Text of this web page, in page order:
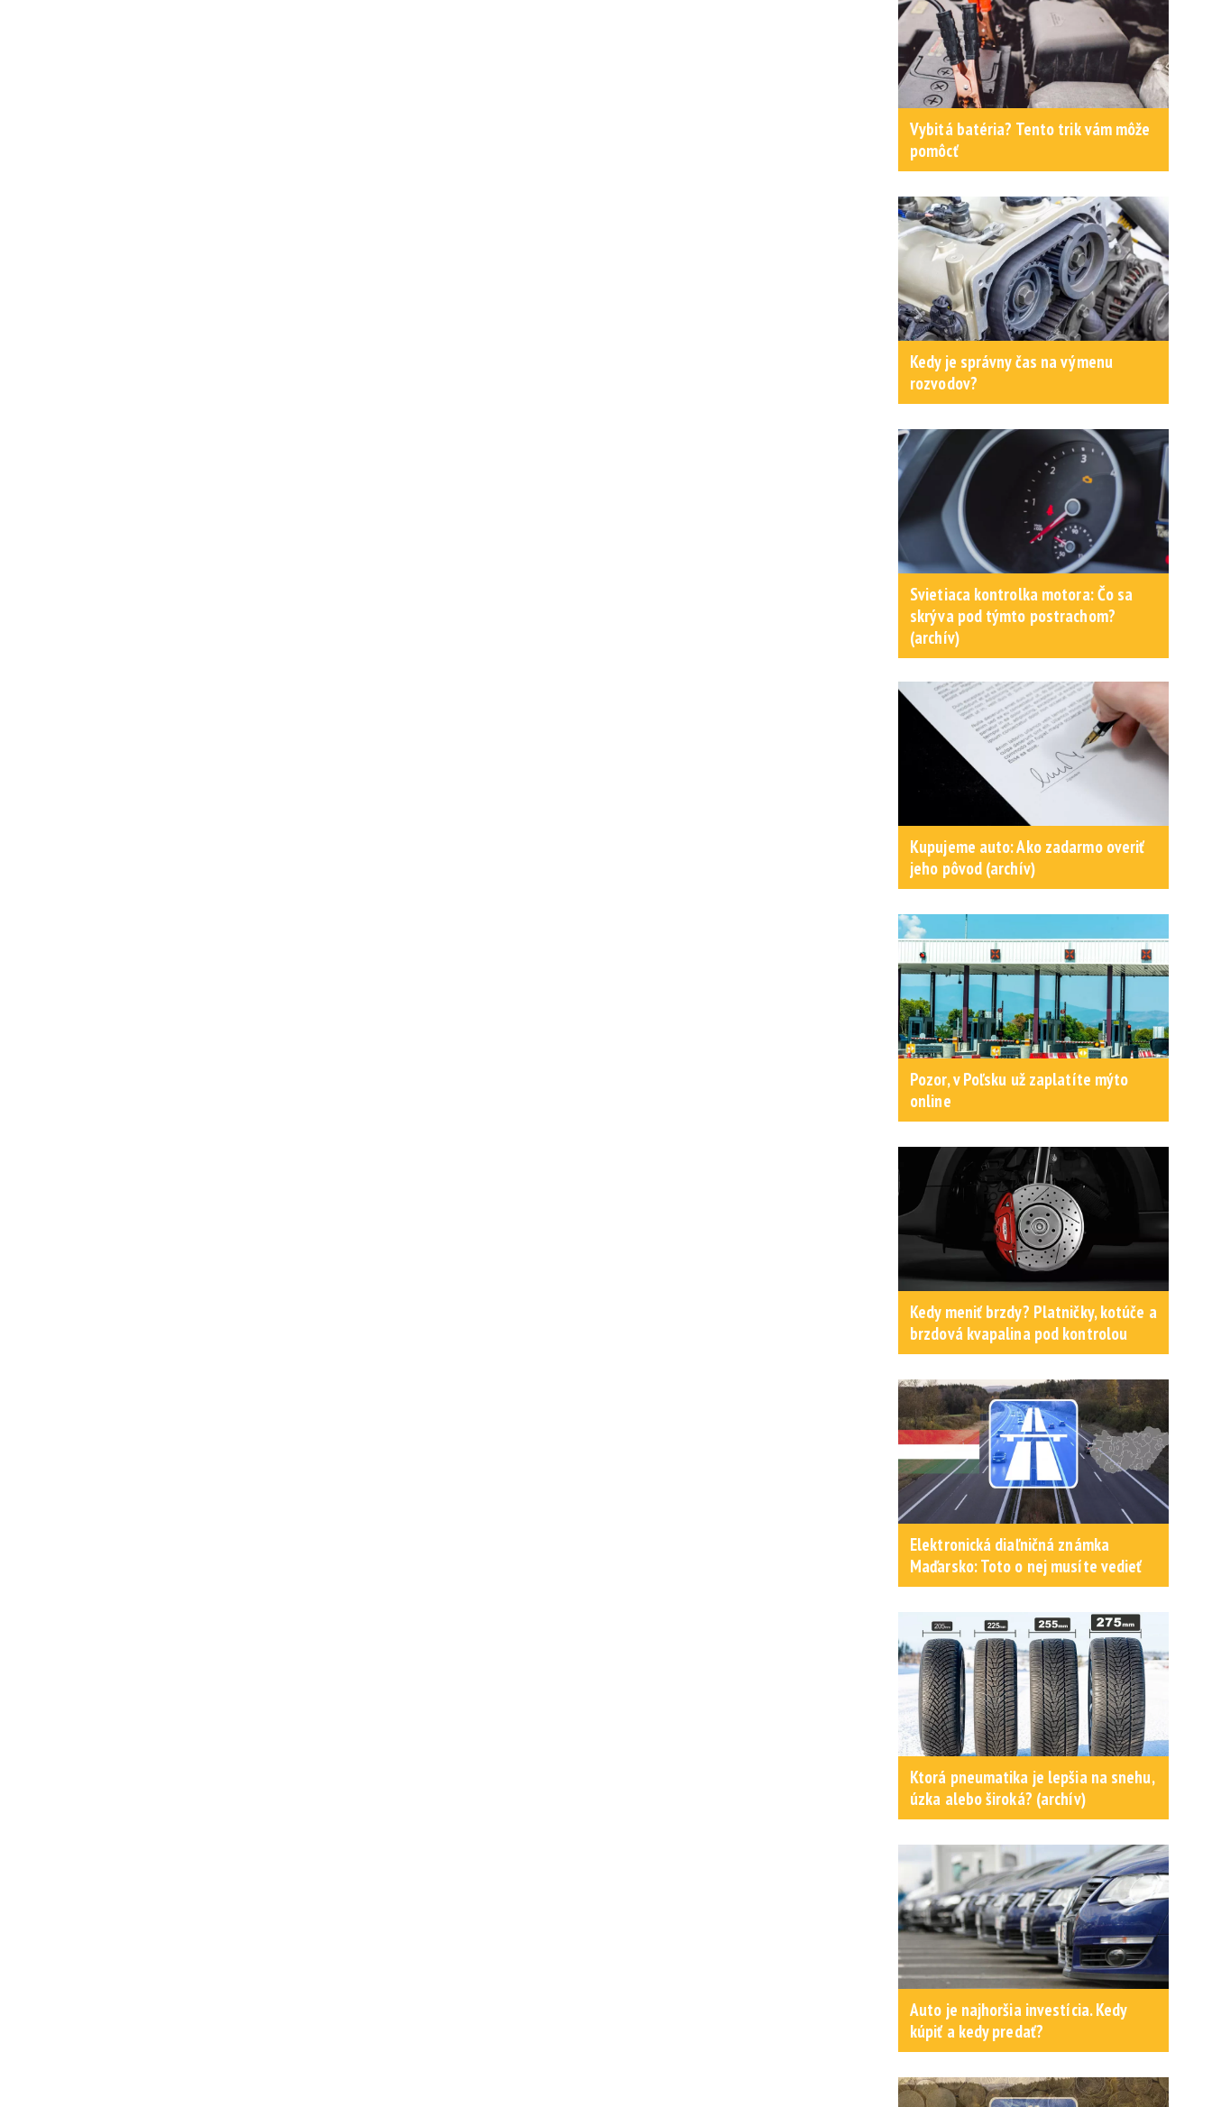
Vybitá batéria? Tento trik vám môže
pomôcť
Kedy je správny čas na výmenu
rozvodov?
Svietiaca kontrolka motora: Čo sa
skrýva pod týmto postrachom?
(archív)
Kupujeme auto: Ako zadarmo overiť
jeho pôvod (archív)
Pozor, v Poľsku už zaplatíte mýto
online
Kedy meniť brzdy? Platničky, kotúče a
brzdová kvapalina pod kontrolou
Elektronická diaľničná známka
Maďarsko: Toto o nej musíte vedieť
Ktorá pneumatika je lepšia na snehu,
úzka alebo široká? (archív)
Auto je najhoršia investícia. Kedy
kúpiť a kedy predať?